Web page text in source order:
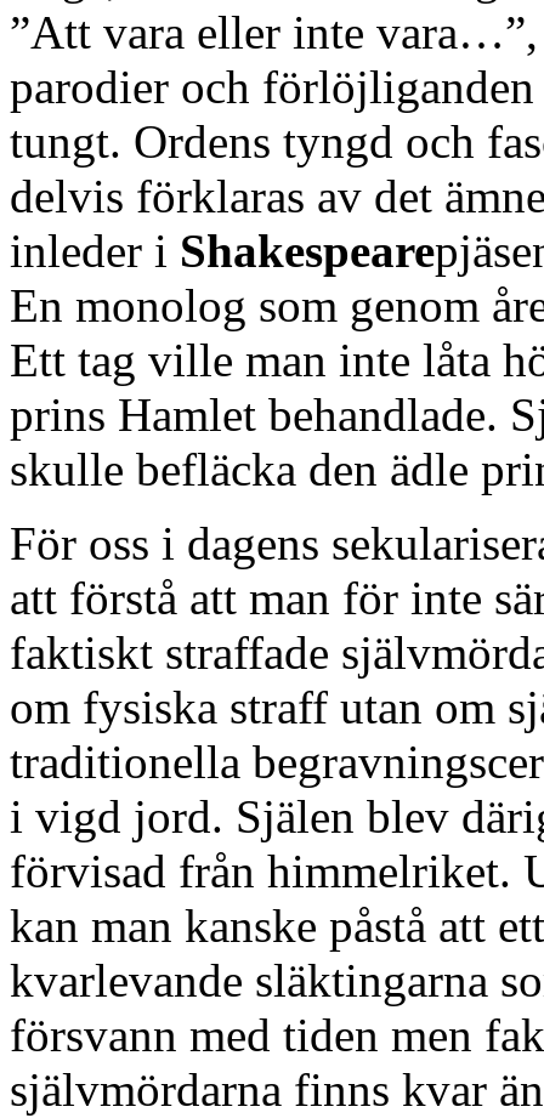
”Att vara eller inte
parodier och förlöjliganden
tungt. Ordens tyngd och
delvis förklaras av det
inleder i Shakespeare
En monolog som genom
Ett tag ville man inte låta
prins Hamlet behandlade.
skulle befläcka den ädle
För oss i dagens
att förstå att man för inte
faktiskt straffade
om fysiska straff utan om
traditionella
i vigd jord. Själen blev
förvisad från himmelriket.
kan man kanske påstå att
kvarlevande släktingarna
försvann med tiden men
självmördarna finns kvar